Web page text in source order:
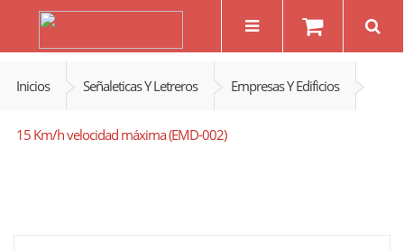
Inicios Señaleticas Y Letreros Empresas Y Edificios
15 Km/h velocidad máxima (EMD-002)